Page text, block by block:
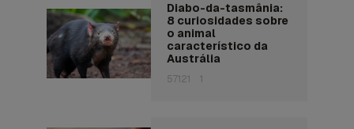
Diabo-da-tasmânia:
8 curiosidades sobre
o animal
característico da
Austrália
57121 1